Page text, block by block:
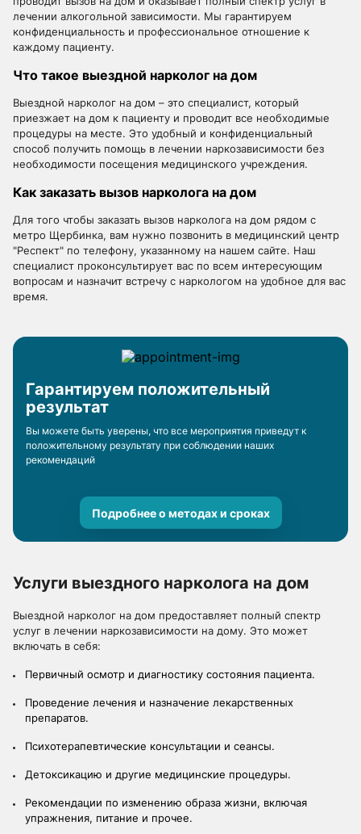
лечении алкогольной зависимости. Мы гарантируем
конфиденциальность и профессиональное отношение к
каждому пациенту.
Что такое выездной нарколог на дом
Выездной нарколог на дом – это специалист, который
приезжает на дом к пациенту и проводит все необходимые
процедуры на месте. Это удобный и конфиденциальный
способ получить помощь в лечении наркозависимости без
необходимости посещения медицинского учреждения.
Как заказать вызов нарколога на дом
Для того чтобы заказать вызов нарколога на дом рядом с
метро Щербинка, вам нужно позвонить в медицинский центр
"Респект" по телефону, указанному на нашем сайте. Наш
специалист проконсультирует вас по всем интересующим
вопросам и назначит встречу с наркологом на удобное для вас
время.
Гарантируем положительный
результат
Вы можете быть уверены, что все мероприятия приведут к
положительному результату при соблюдении наших
рекомендаций
Подробнее о методах и сроках
Услуги выездного нарколога на дом
Выездной нарколог на дом предоставляет полный спектр
услуг в лечении наркозависимости на дому. Это может
включать в себя:
Первичный осмотр и диагностику состояния пациента.
Проведение лечения и назначение лекарственных
препаратов.
Психотерапевтические консультации и сеансы.
Детоксикацию и другие медицинские процедуры.
Рекомендации по изменению образа жизни, включая
упражнения, питание и прочее.